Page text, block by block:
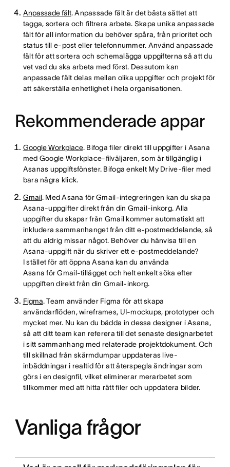
Anpassade fält. Anpassade fält är det bästa sättet att
tagga, sortera och filtrera arbete. Skapa unika anpassade
fält för all information du behöver spåra, från prioritet och
status till e-post eller telefonnummer. Använd anpassade
fält för att sortera och schemalägga uppgifterna så att du
vet vad du ska arbeta med först. Dessutom kan
anpassade fält delas mellan olika uppgifter och projekt för
att säkerställa enhetlighet i hela organisationen.
Rekommenderade appar
Google Workplace. Bifoga filer direkt till uppgifter i Asana
med Google Workplace-filväljaren, som är tillgänglig i
Asanas uppgiftsfönster. Bifoga enkelt My Drive-filer med
bara några klick.
Gmail. Med Asana för Gmail-integreringen kan du skapa
Asana-uppgifter direkt från din Gmail-inkorg. Alla
uppgifter du skapar från Gmail kommer automatiskt att
inkludera sammanhanget från ditt e-postmeddelande, så
att du aldrig missar något. Behöver du hänvisa till en
Asana-uppgift när du skriver ett e-postmeddelande?
I stället för att öppna Asana kan du använda
Asana för Gmail-tillägget och helt enkelt söka efter
uppgiften direkt från din Gmail-inkorg.
Figma. Team använder Figma för att skapa
användarflöden, wireframes, UI-mockups, prototyper och
mycket mer. Nu kan du bädda in dessa designer i Asana,
så att ditt team kan referera till det senaste designarbetet
i sitt sammanhang med relaterade projektdokument. Och
till skillnad från skärmdumpar uppdateras live-
inbäddningar i realtid för att återspegla ändringar som
görs i en designfil, vilket eliminerar merarbetet som
tillkommer med att hitta rätt filer och uppdatera bilder.
Vanliga frågor